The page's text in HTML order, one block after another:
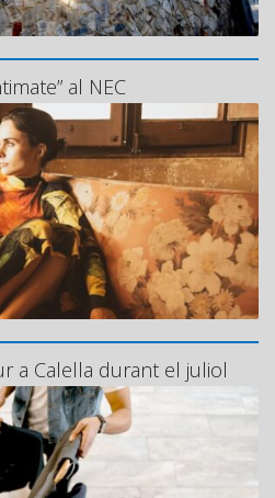
al NEC
a Calella durant el juliol